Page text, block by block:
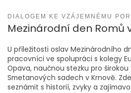
DIALOGEM KE VZÁJEMNÉMU
Mezinárodní den Romů
U příležitosti oslav Mezinárodního
pracovníci ve spolupráci s kolegy
Opava, naučnou stezku pro
Smetanových sadech v Krnově.
seznámit s historií, zvyky a